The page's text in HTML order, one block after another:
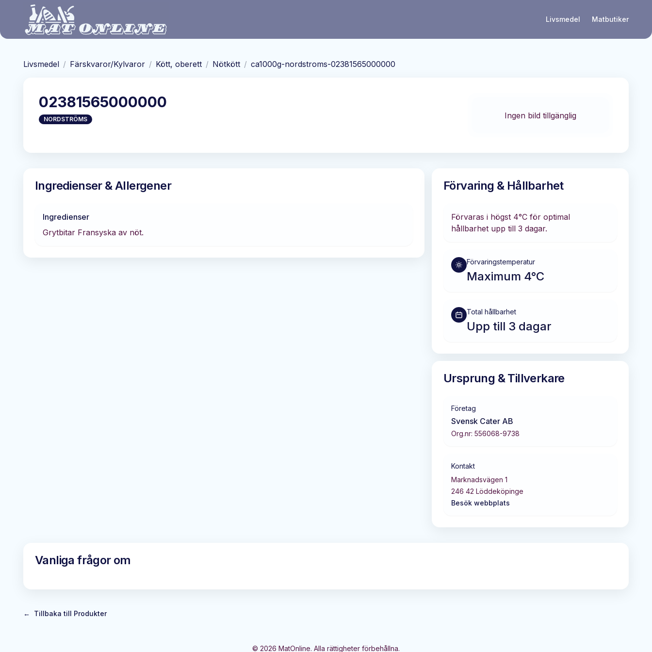
Hoppa till huvudinnehåll
Livsmedel Matbutiker
Livsmedel / Färskvaror/Kylvaror / Kött, oberett / Nötkött / ca1000g-nordstroms-02381565000000
02381565000000
NORDSTRÖMS Ingen bild tillgänglig
Ingredienser & Allergener
Ingredienser
Grytbitar Fransyska av nöt.
Förvaring & Hållbarhet
Förvaras i högst 4°C för optimal
hållbarhet upp till 3 dagar.
Förvaringstemperatur
Maximum 4°C
Total hållbarhet
Upp till 3 dagar
Ursprung & Tillverkare
Företag
Svensk Cater AB
Org.nr: 556068-9738
Kontakt
Marknadsvägen 1
246 42 Löddeköpinge
Besök webbplats
Vanliga frågor om
← Tillbaka till Produkter
© 2026 MatOnline. Alla rättigheter förbehållna.